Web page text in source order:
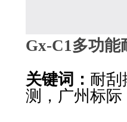
Gx-C1多功能
关键词： 耐刮
测，广州标际